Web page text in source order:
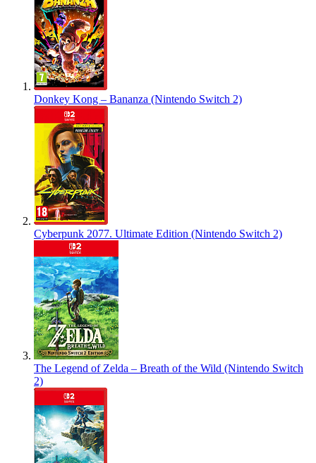
Donkey Kong – Bananza (Nintendo Switch 2)
Cyberpunk 2077. Ultimate Edition (Nintendo Switch 2)
The Legend of Zelda – Breath of the Wild (Nintendo Switch
2)